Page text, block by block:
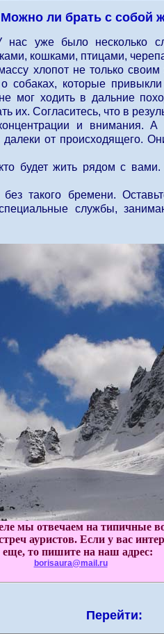
Можно ли брать с собой
уже было несколько
кошками, птицами,
хлопот не только
о собаках, которые
мог ходить в дальние
их. Согласитесь, что в
и внимания.
от происходящего.
будет жить рядом с
такого бремени.
службы,
мы отвечаем на типичные
ауристов. Если у вас
еще, то пишите на наш адрес:
borisaura@mail.ru
Перейти: